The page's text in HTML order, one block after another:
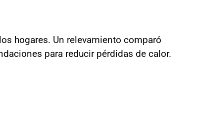
hogares. Un relevamiento comparó
para reducir pérdidas de calor.